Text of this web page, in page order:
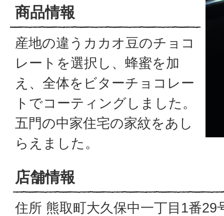
商品情報
産地の違うカカオ豆のチョコ
レートを選択し、蜂蜜を加
え、全体をビターチョコレー
トでコーティングしました。
五門の中家住宅の家紋をあし
らえました。
店舗情報
住所 熊取町大久保中一丁目1番29